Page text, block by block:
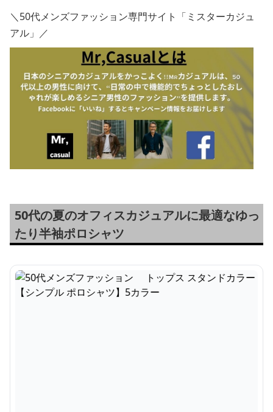
＼50代メンズファッション専門サイト「ミスターカジュ
アル」／
50代の夏のオフィスカジュアルに最適なゆっ
たり半袖ポロシャツ